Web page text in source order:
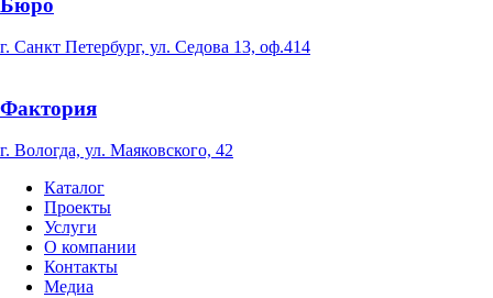
Бюро
г. Санкт Петербург, ул. Седова 13, оф.414
Фактория
г. Вологда, ул. Маяковского, 42
Каталог
Проекты
Услуги
О компании
Контакты
Медиа